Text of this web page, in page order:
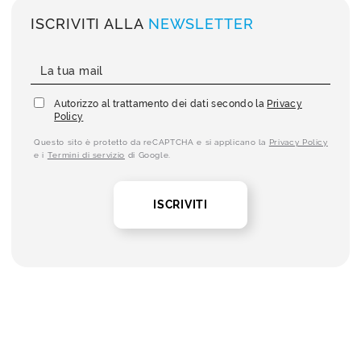
ISCRIVITI ALLA NEWSLETTER
Autorizzo al trattamento dei dati secondo la Privacy
Policy
Questo sito è protetto da reCAPTCHA e si applicano la Privacy Policy
e i Termini di servizio di Google.
ISCRIVITI